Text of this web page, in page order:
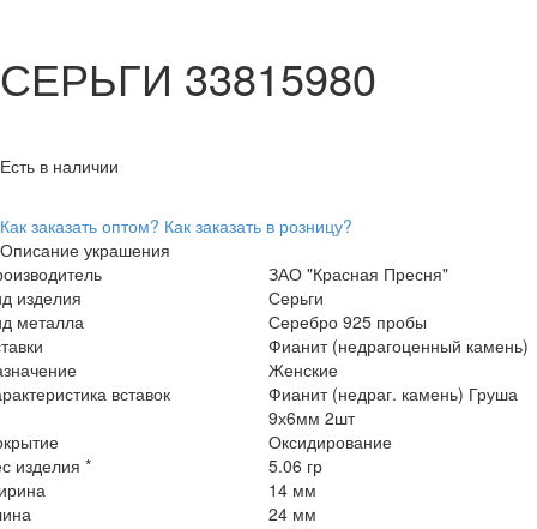
СЕРЬГИ 33815980
Есть в наличии
Как заказать оптом? Как заказать в розницу?
Описание украшения
ЗАО "Красная Пресня"
изделия
Серьги
металла
Серебро 925 пробы
Фианит (недрагоценный камень)
Женские
вставок
Фианит (недраг. камень) Груша
9х6мм 2шт
Оксидирование
изделия *
5.06 гр
14 мм
24 мм